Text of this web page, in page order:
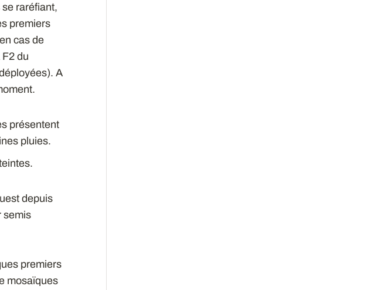
raréfiant,
premiers
cas de
du
A
présentent
pluies.
depuis
semis
premiers
mosaïques